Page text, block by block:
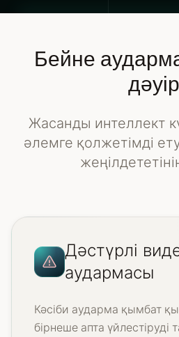
Бейне
Жасанды интеллект
әлемге қолжетімді
Дәстүрлі
аудармасы
Кәсіби аударма қымбат
бірнеше апта үйлестіруді